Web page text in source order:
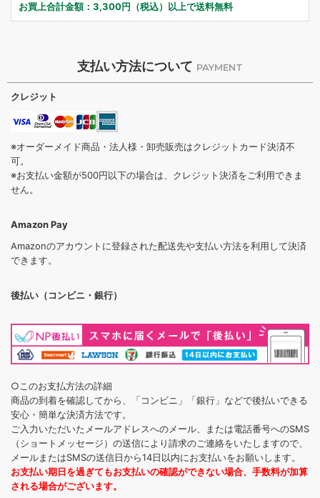
お買上合計金額：3,300円（税込）以上で送料無料
支払い方法について PAYMENT
クレジット
※オーダーメイド商品・法人様・卸売販売はクレジットカード決済不
可。
※お支払い金額が500円以下の場合は、クレジット決済をご利用できま
せん。
Amazon Pay
Amazonのアカウントに登録された配送先や支払い方法を利用して決済
できます。
後払い（コンビニ・銀行）
○このお支払方法の詳細
商品の到着を確認してから、「コンビニ」「銀行」などで後払いできる
安心・簡単な決済方法です。
ご入力いただいたメールアドレスへのメール、または電話番号へのSMS
（ショートメッセージ）の送信により請求のご連絡をいたしますので、
メールまたはSMSの送信日から14日以内にお支払いをお願いします。
お支払い期日を過ぎてもお支払いの確認ができない場合、手数料が加算
される場合がございます。